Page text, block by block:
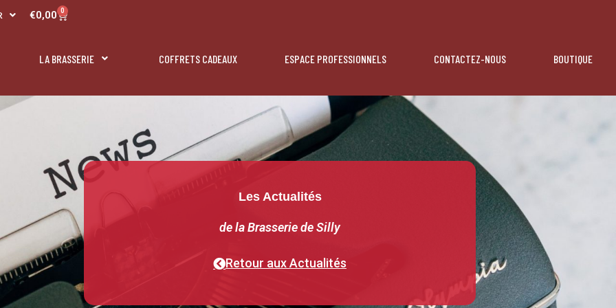
€0,00 0
Panier
LA BRASSERIE COFFRETS CADEAUX ESPACE PROFESSIONNELS CONTACTEZ-NOUS BOUTIQUE
Les Actualités
de la Brasserie de Silly
Retour aux Actualités